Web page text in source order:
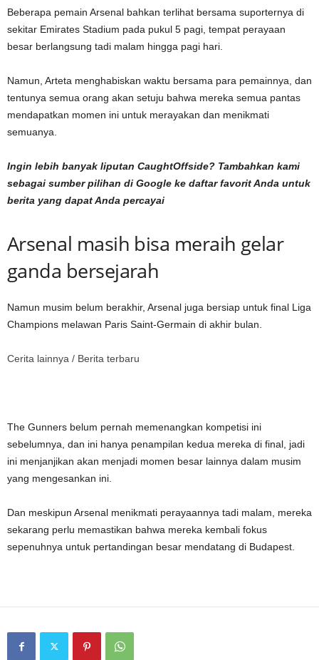
Beberapa pemain Arsenal bahkan terlihat bersama suporternya di
sekitar Emirates Stadium pada pukul 5 pagi, tempat perayaan
besar berlangsung tadi malam hingga pagi hari.
Namun, Arteta menghabiskan waktu bersama para pemainnya, dan
tentunya semua orang akan setuju bahwa mereka semua pantas
mendapatkan momen ini untuk merayakan dan menikmati
semuanya.
Ingin lebih banyak liputan CaughtOffside? Tambahkan kami
sebagai sumber pilihan di Google ke daftar favorit Anda untuk
berita yang dapat Anda percayai
Arsenal masih bisa meraih gelar
ganda bersejarah
Namun musim belum berakhir, Arsenal juga bersiap untuk final Liga
Champions melawan Paris Saint-Germain di akhir bulan.
Cerita lainnya / Berita terbaru
The Gunners belum pernah memenangkan kompetisi ini
sebelumnya, dan ini hanya penampilan kedua mereka di final, jadi
ini menjanjikan akan menjadi momen besar lainnya dalam musim
yang mengesankan ini.
Dan meskipun Arsenal menikmati perayaannya tadi malam, mereka
sekarang perlu memastikan bahwa mereka kembali fokus
sepenuhnya untuk pertandingan besar mendatang di Budapest.